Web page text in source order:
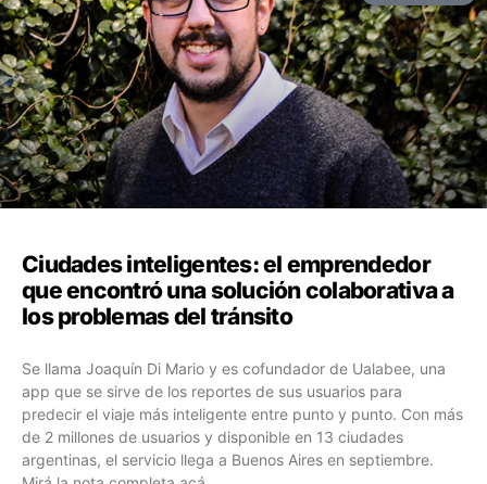
Ciudades inteligentes: el emprendedor
que encontró una solución colaborativa a
los problemas del tránsito
Se llama Joaquín Di Mario y es cofundador de Ualabee, una
app que se sirve de los reportes de sus usuarios para
predecir el viaje más inteligente entre punto y punto. Con más
de 2 millones de usuarios y disponible en 13 ciudades
argentinas, el servicio llega a Buenos Aires en septiembre.